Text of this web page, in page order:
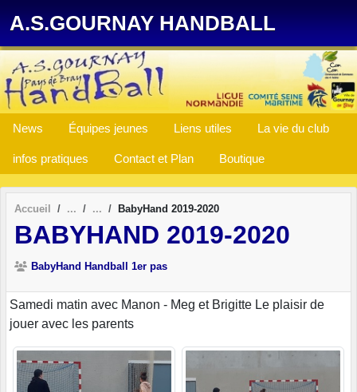
A.S.GOURNAY HANDBALL
News Équipes jeunes Liens utiles La vie du club
infos pratiques Contact et Plan Boutique
Accueil BabyHand 2019-2020
BABYHAND 2019-2020
BabyHand Handball 1er pas
Samedi matin avec Manon - Meg et Brigitte Le plaisir de
jouer avec les parents